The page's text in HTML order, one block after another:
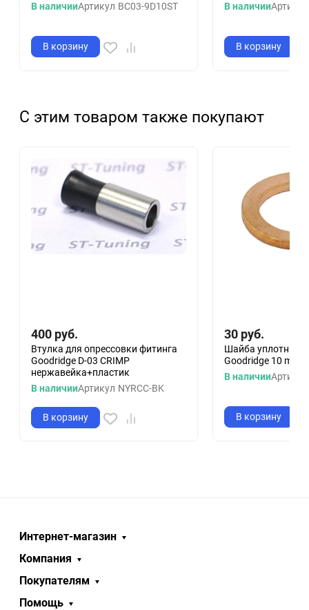
В наличииАртикул BC03-9D10ST
В корзину
В наличииАртикул
В корзину
С этим товаром также покупают
400 руб.
Втулка для опрессовки фитинга
Goodridge D-03 CRIMP
нержавейка+пластик
В наличииАртикул NYRCC-BK
В корзину
30 руб.
Шайба
Goodridge 10 mm
В наличииАртикул
В корзину
Интернет-магазин
Компания
Покупателям
Помощь